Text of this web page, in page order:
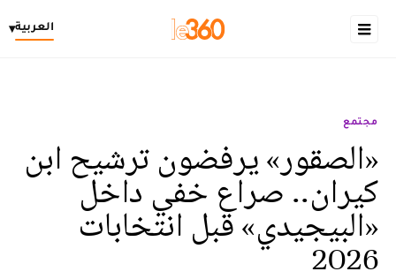
العربية▾
مجتمع
«الصقور» يرفضون ترشيح ابن
كيران.. صراع خفي داخل
«البيجيدي» قبل انتخابات
2026